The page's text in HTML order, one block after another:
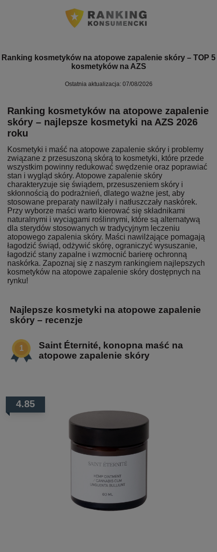
Ranking kosmetyków na atopowe zapalenie skóry – TOP 5
kosmetyków na AZS
Ostatnia aktualizacja: 07/08/2026
Ranking kosmetyków na atopowe zapalenie
skóry – najlepsze kosmetyki na AZS 2026
roku
Kosmetyki i maść na atopowe zapalenie skóry i problemy
związane z przesuszoną skórą to kosmetyki, które przede
wszystkim powinny redukować swędzenie oraz poprawiać
stan i wygląd skóry. Atopowe zapalenie skóry
charakteryzuje się świądem, przesuszeniem skóry i
skłonnością do podrażnień, dlatego ważne jest, aby
stosowane preparaty nawilżały i natłuszczały naskórek.
Przy wyborze maści warto kierować się składnikami
naturalnymi i wyciągami roślinnymi, które są alternatywą
dla sterydów stosowanych w tradycyjnym leczeniu
atopowego zapalenia skóry. Maści nawilżające pomagają
łagodzić świąd, odżywić skórę, ograniczyć wysuszanie,
łagodzić stany zapalne i wzmocnić barierę ochronną
naskórka. Zapoznaj się z naszym rankingiem najlepszych
kosmetyków na atopowe zapalenie skóry dostępnych na
rynku!
Najlepsze kosmetyki na atopowe zapalenie
skóry – recenzje
Saint Éternité, konopna maść na
atopowe zapalenie skóry
4.85